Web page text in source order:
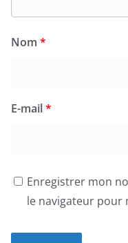
Nom *
E-mail*
Enregistrer mon
le navigateur pour